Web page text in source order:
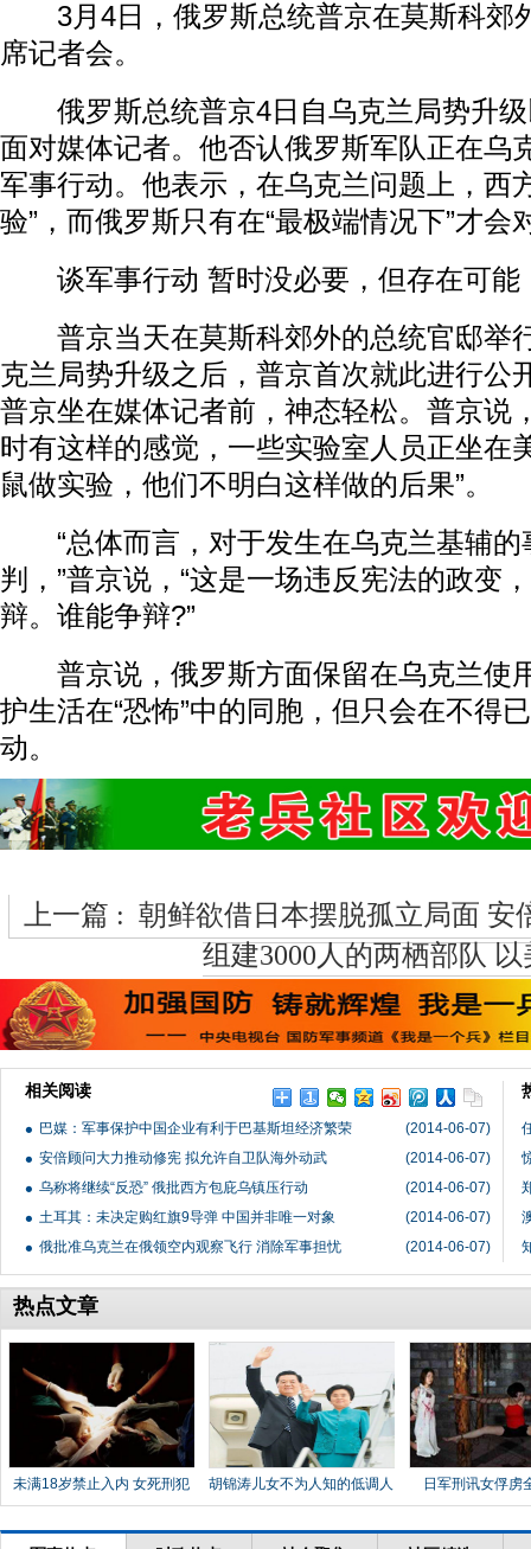
3月4日，俄罗斯总统普京在莫斯科郊
席记者会。
俄罗斯总统普京4日自乌克兰局势升级
面对媒体记者。他否认俄罗斯军队正在乌
军事行动。他表示，在乌克兰问题上，西
验”，而俄罗斯只有在“最极端情况下”才会
谈军事行动 暂时没必要，但存在可能
普京当天在莫斯科郊外的总统官邸举
克兰局势升级之后，普京首次就此进行公
普京坐在媒体记者前，神态轻松。普京说
时有这样的感觉，一些实验室人员正坐在
鼠做实验，他们不明白这样做的后果”。
“总体而言，对于发生在乌克兰基辅的
判，”普京说，“这是一场违反宪法的政变
辩。谁能争辩?”
普京说，俄罗斯方面保留在乌克兰使
护生活在“恐怖”中的同胞，但只会在不得
动。
上一篇 : 朝鲜欲借日本摆脱孤立局面 安
组建3000人的两栖部队 以
相关阅读
(2014-06-07)
巴媒：军事保护中国企业有利于巴基斯坦经济繁荣
(2014-06-07)
安倍顾问大力推动修宪 拟允许自卫队海外动武
(2014-06-07)
乌称将继续“反恐” 俄批西方包庇乌镇压行动
(2014-06-07)
土耳其：未决定购红旗9导弹 中国并非唯一对象
(2014-06-07)
俄批准乌克兰在俄领空内观察飞行 消除军事担忧
热点文章
未满18岁禁止入内 女死刑犯 胡锦涛儿女不为人知的低调人 日军刑讯女俘虏